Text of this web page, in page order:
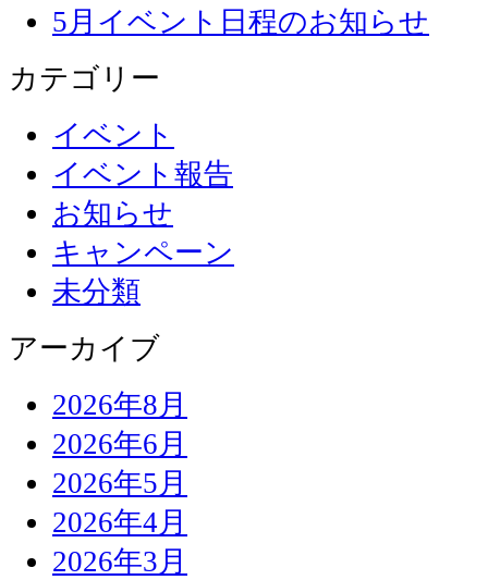
5月イベント日程のお知らせ
カテゴリー
イベント
イベント報告
お知らせ
キャンペーン
未分類
アーカイブ
2026年8月
2026年6月
2026年5月
2026年4月
2026年3月